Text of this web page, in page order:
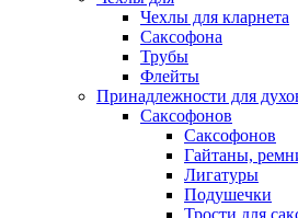
Чехлы для кларнета
Саксофона
Трубы
Флейты
Принадлежности для
Саксофонов
Саксофонов
Гайтаны,
Лигатуры
Подушечки
Трости для